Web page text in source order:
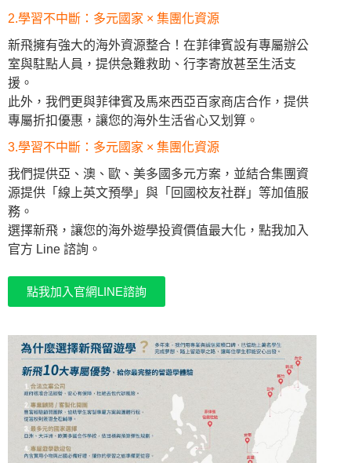
2.學習不中斷：多元國家 × 集團化資源
新飛擁有強大的海外資源整合！在菲律賓設有專屬辦公
室與駐點人員，提供急難救助、行李寄放甚至生活支
援。
此外，我們更與菲律賓及馬來西亞百家商店合作，提供
專屬折扣優惠，讓您的海外生活省心又划算。
3.學習不中斷：多元國家 × 集團化資源
我們提供亞、澳、歐、美多國多元方案，並結合集團資
源提供「線上英文預學」與「回國校友社群」等加值服
務。
選擇新飛，讓您的海外遊學投資價值最大化，點我加入
官方 Line 諮詢。
點我加入官網LINE諮詢